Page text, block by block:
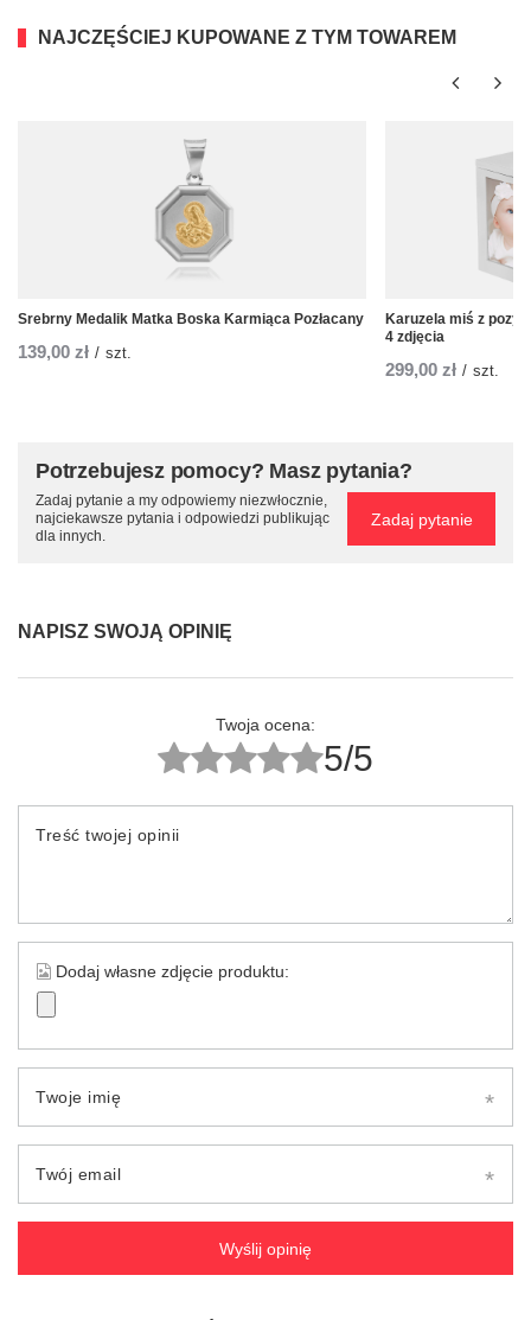
NAJCZĘŚCIEJ KUPOWANE Z TYM TOWAREM
Srebrny Medalik Matka Boska Karmiąca Pozłacany
139,00 zł / szt.
Karuzela miś z
4 zdjęcia
299,00 zł / szt.
Potrzebujesz pomocy? Masz pytania?
Zadaj pytanie a my odpowiemy niezwłocznie,
najciekawsze pytania i odpowiedzi publikując
dla innych.
Zadaj pytanie
NAPISZ SWOJĄ OPINIĘ
Twoja ocena:
5/5
Treść twojej opinii
Dodaj własne zdjęcie produktu:
Twoje imię
Twój email
Wyślij opinię